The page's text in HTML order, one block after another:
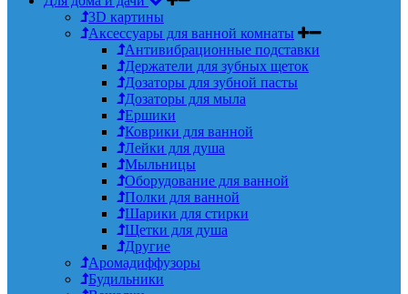
3D картины
Аксессуары для ванной комнаты
Антивибрационные подставки
Держатели для зубных щеток
Дозаторы для зубной пасты
Дозаторы для мыла
Ершики
Коврики для ванной
Лейки для душа
Мыльницы
Оборудование для ванной
Полки для ванной
Шарики для стирки
Щетки для душа
Другие
Аромадиффузоры
Будильники